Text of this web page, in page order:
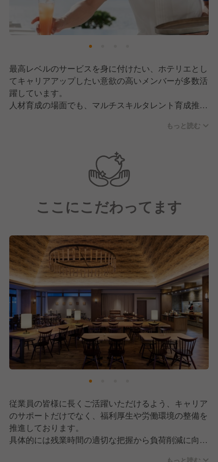
最高レベルのサービスを身に付けたい、ホテリエとし
てキャリアアップしたい意欲の高いメンバーが多数活
躍しています。
人材育成の場面でも、マルチスキルタレント育成推進
業務だけに限ったスキルではなく、多種多様な業務ス
様に快適な体験を提供するため」、そして「社員一人
ひとりが自分自身の可能性を広げるため」に推進して
おり、共感いただける方を積極的にお迎えしたいと考
もっと読む
ここにこだわってます
従業員の皆様に長くご活躍いただけるよう、キャリア
のサポートだけでなく、福利厚生や労働環境の整備を
推進しております。
具体的には残業時間の適切な把握から負荷削減に向け
もっと読む